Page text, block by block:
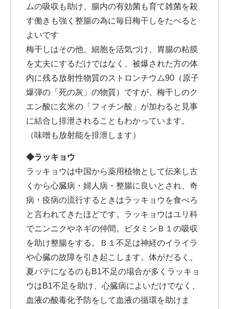
ムの吸収も助け、腸内の有効菌も育て雑菌を殺
す働きも強く整腸の為に毎日梅干しをたべると
よいです
梅干しはその他、細胞を活気づけ、胃腸の粘膜
を丈夫にするだけではなく、被爆された方の体
内に残る放射性物質のストロンチウム90（原子
爆弾の「死の灰」の物質）ですが、梅干しのク
エン酸に玄米の「フィチン酸」が加わると見事
に結合し排泄されることもわかっています。
（味噌も放射能を排泄します）
◆ラッキョウ
ラッキョウは中国から薬用植物として伝来し古
くから心臓病・婦人病・整腸に良いとされ、奇
病・疫病の流行するときはラッキョウを食べろ
と言われてきたほどです。ラッキョウはユリ科
でニンニクやネギの仲間。ビタミンＢ１の吸収
を助け整腸をする。Ｂ１不足は神経のイライラ
や心臓の故障を引き起こします。体がだるく、
夏バテになるのもB1不足の場合が多くラッキョ
ウはB1不足を助け、心臓病によいだけでなく、
血液の酸毒化予防をして血液の循環を助けま